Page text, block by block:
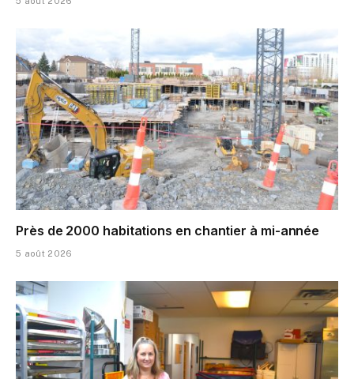
Près de 2000 habitations en chantier à mi-année
5 août 2026